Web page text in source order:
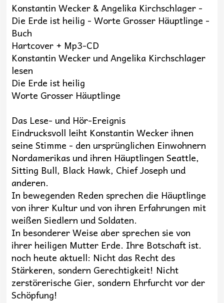
Konstantin Wecker & Angelika Kirchschlager -
Die Erde ist heilig - Worte Grosser Häuptlinge -
Buch
Hartcover + Mp3-CD
Konstantin Wecker und Angelika Kirchschlager
lesen
Die Erde ist heilig
Worte Grosser Häuptlinge
Das Lese- und Hör-Ereignis
Eindrucksvoll leiht Konstantin Wecker ihnen
seine Stimme - den ursprünglichen Einwohnern
Nordamerikas und ihren Häuptlingen Seattle,
Sitting Bull, Black Hawk, Chief Joseph und
anderen.
In bewegenden Reden sprechen die Häuptlinge
von ihrer Kultur und von ihren Erfahrungen mit
weißen Siedlern und Soldaten.
In besonderer Weise aber sprechen sie von
ihrer heiligen Mutter Erde. Ihre Botschaft ist.
noch heute aktuell: Nicht das Recht des
Stärkeren, sondern Gerechtigkeit! Nicht
zerstörerische Gier, sondern Ehrfurcht vor der
Schöpfung!